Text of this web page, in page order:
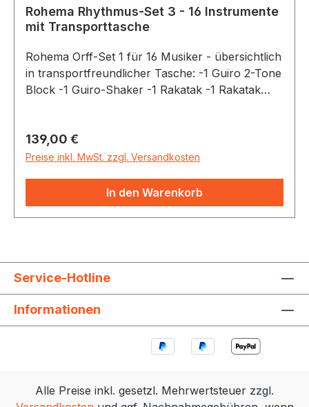
Rohema Rhythmus-Set 3 - 16 Instrumente
mit Transporttasche
Rohema Orff-Set 1 für 16 Musiker - übersichtlich
in transportfreundlicher Tasche: -1 Guiro 2-Tone
Block -1 Guiro-Shaker -1 Rakatak -1 Rakatak
-1 Sound-Clave -1 Paar Clave grün -1 Paar Clave
gelb -2 Claves-Halter -1 Handschelle inkl. Tasche
Regulärer Preis:
139,00 €
Preise inkl. MwSt. zzgl. Versandkosten
In den Warenkorb
Service-Hotline
Informationen
Alle Preise inkl. gesetzl. Mehrwertsteuer zzgl.